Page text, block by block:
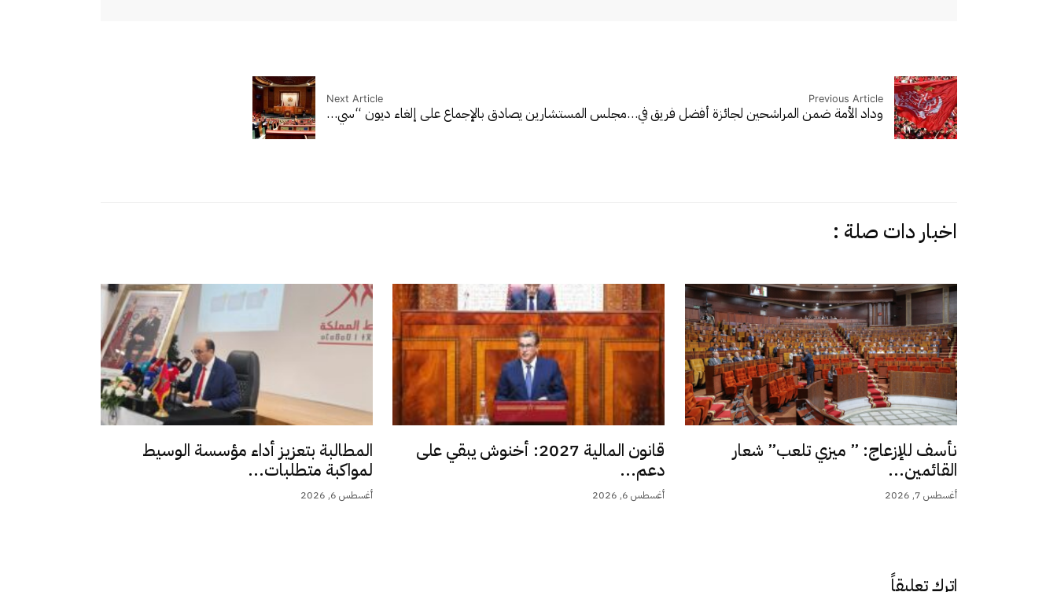
Previous Article
وداد الأمة ضمن المراشحين لجائزة أفضل فريق في…
Next Article
مجلس المستشارين يصادق بالإجماع على إلغاء ديون “سي…
اخبار دات صلة :
نأسف للإزعاج: ” ميزي تلعب” شعار
القائمين...
أغسطس 7, 2026
قانون المالية 2027: أخنوش يبقي على
دعم...
أغسطس 6, 2026
المطالبة بتعزيز أداء مؤسسة الوسيط
لمواكبة متطلبات...
أغسطس 6, 2026
اترك تعليقاً